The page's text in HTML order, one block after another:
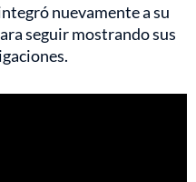
nuevamente a su
seguir mostrando sus